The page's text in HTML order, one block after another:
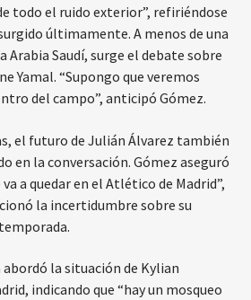
todo el ruido exterior”, refiriéndose
últimamente. A menos de una
Arabia Saudí, surge el debate sobre
Yamal. “Supongo que veremos
del campo”, anticipó Gómez.
el futuro de Julián Álvarez también
en la conversación. Gómez aseguró
a quedar en el Atlético de Madrid”,
la incertidumbre sobre su
la situación de Kylian
indicando que “hay un mosqueo